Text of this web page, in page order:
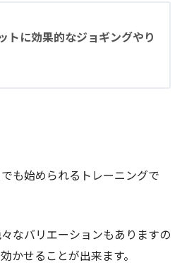
トに効果的なジョギングやり
も始められるトレーニングで
なバリエーションもありますの
かせることが出来ます。